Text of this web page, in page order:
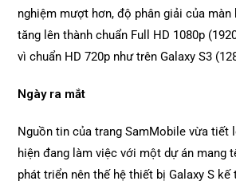
nghiệm mượt hơn, độ phân giải của
tăng lên thành chuẩn Full HD 1080p
vì chuẩn HD 720p như trên Galaxy S3
Ngày ra mắt
Nguồn tin của trang SamMobile vừa tiết
hiện đang làm việc với một dự án mang
phát triển nên thế hệ thiết bị Galaxy S